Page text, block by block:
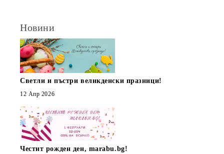
Новини
Светли и пъстри великденски празници!
12 Апр 2026
Честит рожден ден, marabu.bg!